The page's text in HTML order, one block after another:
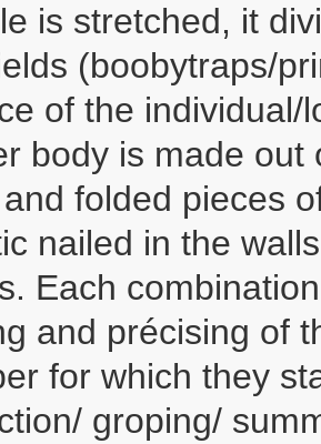
is stretched, it
(boobytraps/
of the individual/
body is made out
folded pieces
nailed in the
Each
and précising of
for which they
groping/